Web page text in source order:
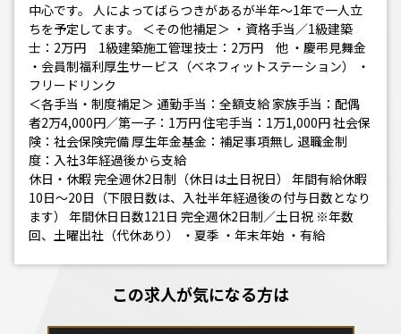
中心です。 人によってばらつきがあるが半年〜1年で一人立
ちを予定してます。 ＜その他補足＞ ・資格手当／1級建築
士：2万円 1級建築施工管理技士：2万円 他 ・慶弔見舞金
・会員制福利厚生サービス（ベネフィットステーション） ・
フリードリンク
＜各手当・制度補足＞ 通勤手当：全額支給 家族手当：配偶
者2万4,000円／第一子：1万円 住宅手当：1万1,000円 社会保
険：社会保険完備 厚生年金基金：補足事項無し 退職金制
度：入社3年経過後から支給
休日・休暇 完全週休2日制（休日は土日祝日） 年間有給休暇
10日〜20日（下限日数は、入社半年経過後の付与日数となり
ます） 年間休日日数121日 完全週休2日制／土日祝 ※年数
回、土曜出社（代休あり） ・夏季 ・年末年始 ・有給
この求人が気になる方は